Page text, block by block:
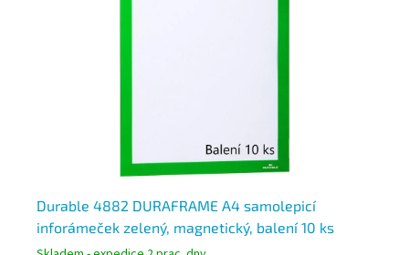
Durable 4882 DURAFRAME A4 samolepicí
inforámeček zelený, magnetický, balení 10 ks